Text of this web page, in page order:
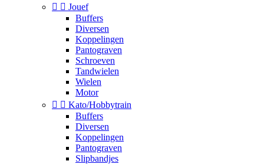
  Jouef
Buffers
Diversen
Koppelingen
Pantograven
Schroeven
Tandwielen
Wielen
Motor
  Kato/Hobbytrain
Buffers
Diversen
Koppelingen
Pantograven
Slipbandjes